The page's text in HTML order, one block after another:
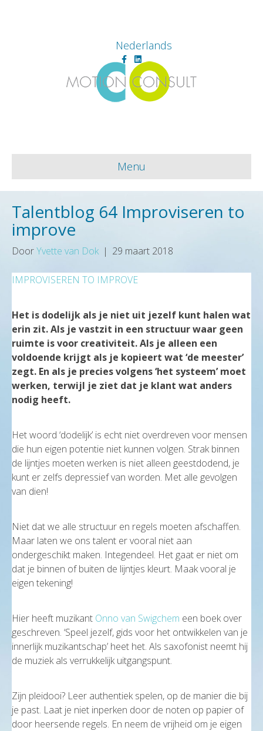
Nederlands
Facebook
Linkedin
Menu
Talentblog 64 Improviseren to
improve
DoorYvette van Dok | 29 maart 2018
IMPROVISEREN TO IMPROVE
Het is dodelijk als je niet uit jezelf kunt halen wat
erin zit. Als je vastzit in een structuur waar geen
ruimte is voor creativiteit. Als je alleen een
voldoende krijgt als je kopieert wat ‘de meester’
zegt. En als je precies volgens ‘het systeem’ moet
werken, terwijl je ziet dat je klant wat anders
nodig heeft.
Het woord ‘dodelijk’ is echt niet overdreven voor mensen
die hun eigen potentie niet kunnen volgen. Strak binnen
de lijntjes moeten werken is niet alleen geestdodend, je
kunt er zelfs depressief van worden. Met alle gevolgen
van dien!
Niet dat we alle structuur en regels moeten afschaffen.
Maar laten we ons talent er vooral niet aan
ondergeschikt maken. Integendeel. Het gaat er niet om
dat je binnen of buiten de lijntjes kleurt. Maak vooral je
eigen tekening!
Hier heeft muzikant Onno van Swigchem een boek over
geschreven. ‘Speel jezelf, gids voor het ontwikkelen van je
innerlijk muzikantschap’ heet het. Als saxofonist neemt hij
de muziek als verrukkelijk uitgangspunt.
Zijn pleidooi? Leer authentiek spelen, op de manier die bij
je past. Laat je niet inperken door de noten op papier of
door heersende regels. En neem de vrijheid om je eigen